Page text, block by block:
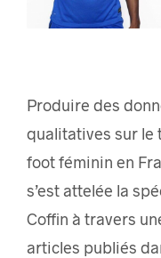
Produire des
qualitatives sur le
foot féminin en
s’est attelée la
Coffin à travers
articles publiés